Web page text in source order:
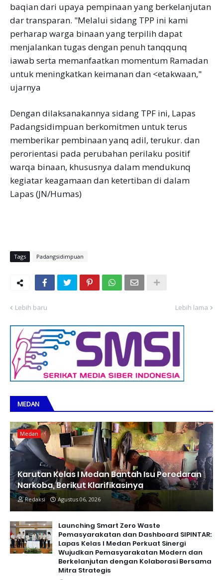
baqian dari upaya pempinaan yang berkelanjutan
dar transparan. "Melalui sidang TPP ini kami
perharap warga binaan yang terpilih dapat
menjalankan tugas dengan penuh tanqqunq
iawab serta memanfaatkan momentum Ramadan
untuk meningkatkan keimanan dan <etakwaan,"
ujarnya
Dengan dilaksanakannya sidang TPF ini, Lapas
Padangsidimpuan berkomitmen untuk terus
memberikar pembinaan yanq adil, terukur. dan
perorientasi pada perubahan perilaku positif
warqa binaan, khususnya dalam mendukunq
kegiatar keagamaan dan ketertiban di dalam
Lapas (JN/Humas)
Tags Padangsidimpuan
Lebih baru Lebih lama
MEDAN
Medan
Karutan Kelas I Medan Bantah Isu Peredaran
Narkoba, Berikut Klarifikasinya
Redaksi Agustus 06, 2026
Launching Smart Zero Waste
Pemasyarakatan dan Dashboard SIPINTAR:
Lapas Kelas I Medan Perkuat Sinergi
Wujudkan Pemasyarakatan Modern dan
Berkelanjutan dengan Kolaborasi Bersama
Mitra Strategis